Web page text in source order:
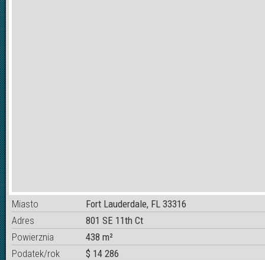
Miasto
Fort Lauderdale, FL 33316
Adres
801 SE 11th Ct
Powierznia
438 m²
Podatek/rok
$ 14 286